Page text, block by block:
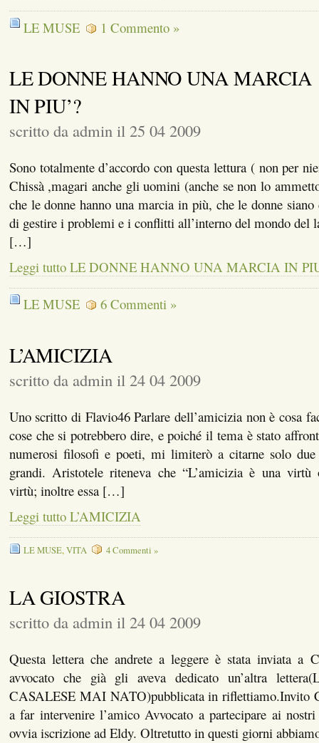
LE MUSE 1 Commento »
LE DONNE HANNO UNA MARCIA
IN PIU’?
scritto da admin il 25 04 2009
Sono totalmente d’accordo con questa lettura ( non per
Chissà ,magari anche gli uomini (anche se non lo
che le donne hanno una marcia in più, che le donne
di gestire i problemi e i conflitti all’interno del mondo del
[…]
Leggi tutto LE DONNE HANNO UNA MARCIA IN
LE MUSE 6 Commenti »
L’AMICIZIA
scritto da admin il 24 04 2009
Uno scritto di Flavio46 Parlare dell’amicizia non è cosa
cose che si potrebbero dire, e poiché il tema è stato
numerosi filosofi e poeti, mi limiterò a citarne solo
grandi. Aristotele riteneva che “L’amicizia è una virtù
virtù; inoltre essa […]
Leggi tutto L’AMICIZIA
LE MUSE,VITA 4 Commenti »
LA GIOSTRA
scritto da admin il 24 04 2009
Questa lettera che andrete a leggere è stata inviata a
avvocato che già gli aveva dedicato un’altra
CASALESE MAI NATO)pubblicata in riflettiamo.Invito
a far intervenire l’amico Avvocato a partecipare ai
ovvia iscrizione ad Eldy. Oltretutto in questi giorni